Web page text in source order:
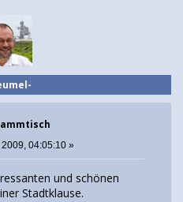
04:05:10 »
und schönen
Stadtklause.